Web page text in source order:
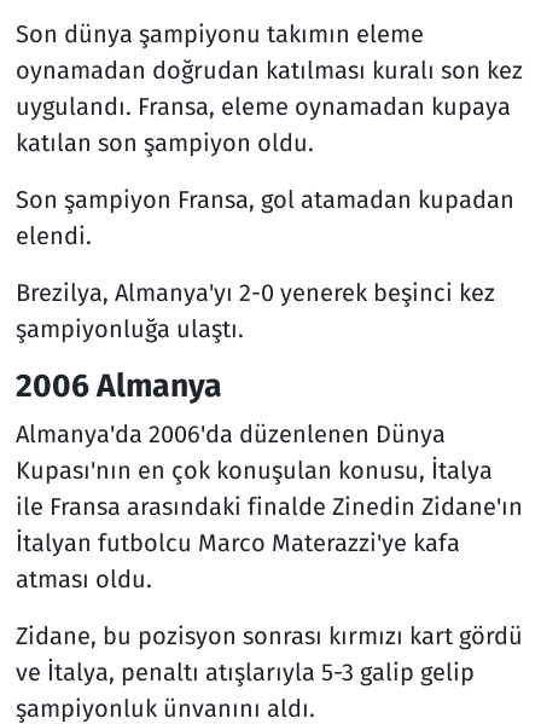
Son dünya şampiyonu takımın eleme
oynamadan doğrudan katılması kuralı son kez
uygulandı. Fransa, eleme oynamadan kupaya
katılan son şampiyon oldu.
Son şampiyon Fransa, gol atamadan kupadan
elendi.
Brezilya, Almanya'yı 2-0 yenerek beşinci kez
şampiyonluğa ulaştı.
2006 Almanya
Almanya'da 2006'da düzenlenen Dünya
Kupası'nın en çok konuşulan konusu, İtalya
ile Fransa arasındaki finalde Zinedin Zidane'ın
İtalyan futbolcu Marco Materazzi'ye kafa
atması oldu.
Zidane, bu pozisyon sonrası kırmızı kart gördü
ve İtalya, penaltı atışlarıyla 5-3 galip gelip
şampiyonluk ünvanını aldı.